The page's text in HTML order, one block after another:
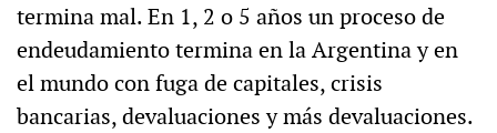
termina mal. En 1, 2 o 5 años un proceso de
endeudamiento termina en la Argentina y en
el mundo con fuga de capitales, crisis
bancarias, devaluaciones y más devaluaciones.